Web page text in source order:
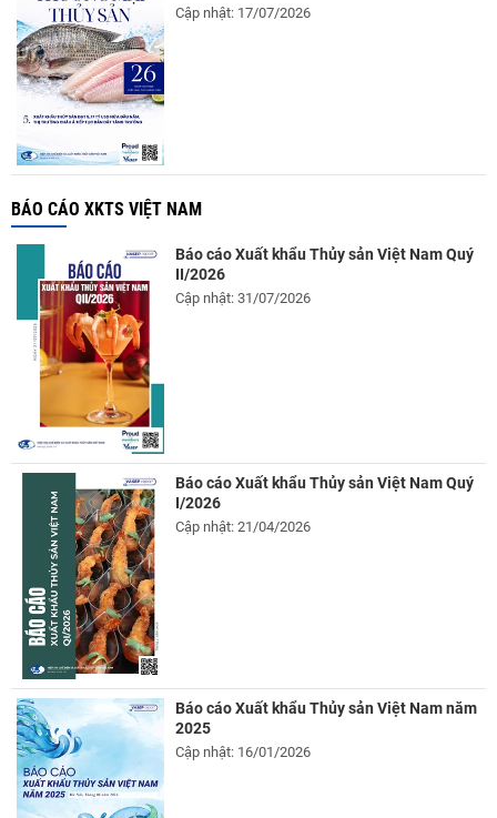
Cập nhật: 17/07/2026
BÁO CÁO XKTS VIỆT NAM
Báo cáo Xuất khẩu Thủy sản Việt Nam Quý
II/2026
Cập nhật: 31/07/2026
Báo cáo Xuất khẩu Thủy sản Việt Nam Quý
I/2026
Cập nhật: 21/04/2026
Báo cáo Xuất khẩu Thủy sản Việt Nam năm
2025
Cập nhật: 16/01/2026